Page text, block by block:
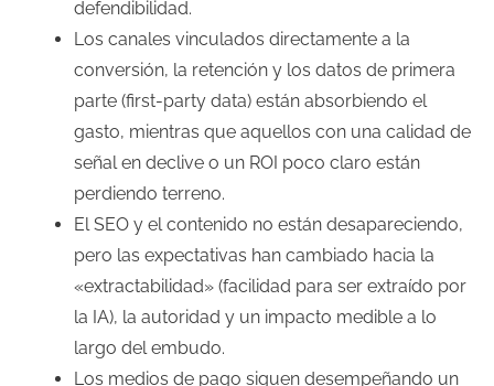
defendibilidad.
Los canales vinculados directamente a la
conversión, la retención y los datos de primera
parte (first-party data) están absorbiendo el
gasto, mientras que aquellos con una calidad de
señal en declive o un ROI poco claro están
perdiendo terreno.
El SEO y el contenido no están desapareciendo,
pero las expectativas han cambiado hacia la
«extractabilidad» (facilidad para ser extraído por
la IA), la autoridad y un impacto medible a lo
largo del embudo.
Los medios de pago siguen desempeñando un